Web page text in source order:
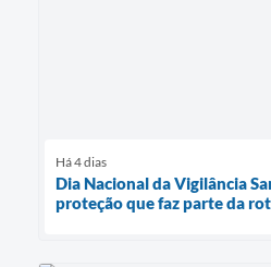
Há 4 dias
Dia Nacional da Vigilância
proteção que faz parte da